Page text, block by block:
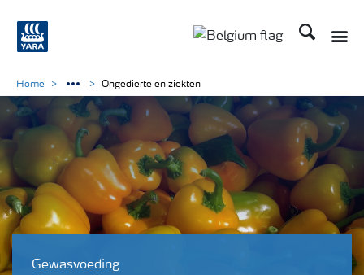
Zoek op
Gewasvoeding
Home Ongedierte en ziekten